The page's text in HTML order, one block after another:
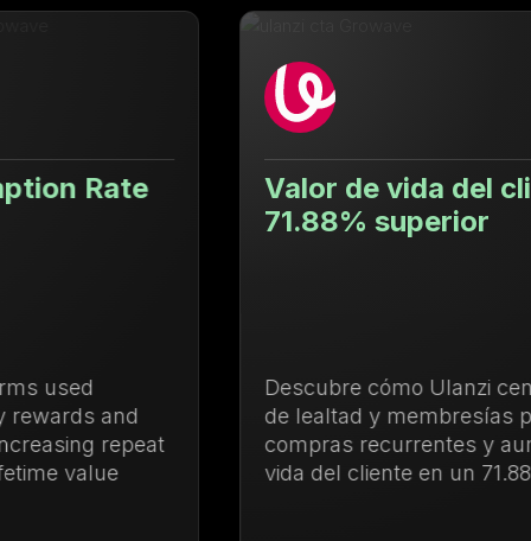
Valor de vida del cliente un
71.88% superior
Descubre cómo Ulanzi centralizó la gestión
de lealtad y membresías para impulsar las
compras recurrentes y aumentar el valor de
vida del cliente en un 71.88%